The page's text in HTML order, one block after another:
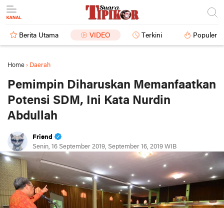
Berita Utama VIDEO Terkini Populer
Home › Daerah
Pemimpin Diharuskan Memanfaatkan
Potensi SDM, Ini Kata Nurdin
Abdullah
Friend
Senin, 16 September 2019, September 16, 2019 WIB